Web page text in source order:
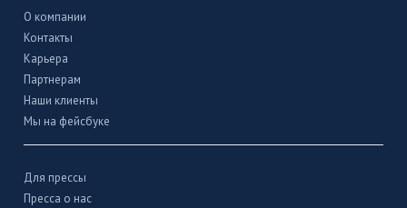
О компании
Контакты
Карьера
Партнерам
Наши клиенты
Мы на фейсбуке
Для прессы
Пресса о нас